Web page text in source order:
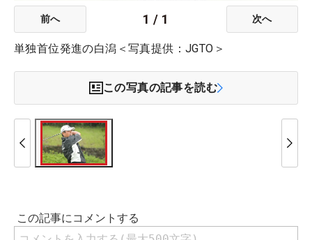
前へ 1 / 1 次へ
単独首位発進の白潟＜写真提供：JGTO＞
この写真の記事を読む